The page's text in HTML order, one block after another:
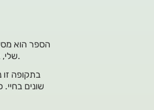
הספר הוא
שלי, בהם תאונות והחלמה מהן, שעיצבו אותי מחדש כבן אדם והפכו אותי למה שאני היום.
בתקופה
שונים